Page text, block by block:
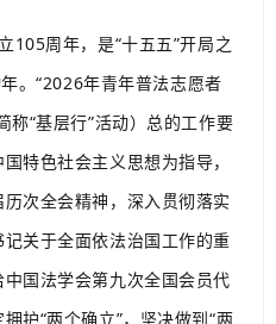
105周年，是“十五五”开局之
。“2026年青年普法志愿者
称“基层行”活动）总的工作要
特色社会主义思想为指导，
次全会精神，深入贯彻落实
关于全面依法治国工作的重
国法学会第九次全国会员代
护“两个确立”，坚决做到“两